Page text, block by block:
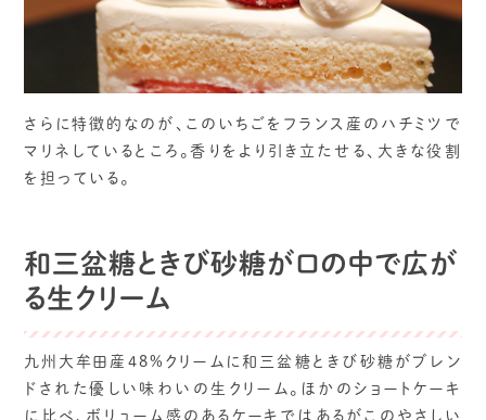
さらに特徴的なのが、このいちごをフランス産のハチミツで
マリネしているところ。香りをより引き立たせる、大きな役割
を担っている。
和三盆糖ときび砂糖が口の中で広が
る生クリーム
九州大牟田産48%クリームに和三盆糖ときび砂糖がブレン
ドされた優しい味わいの生クリーム。ほかのショートケーキ
に比べ、ボリューム感のあるケーキではあるがこのやさしい